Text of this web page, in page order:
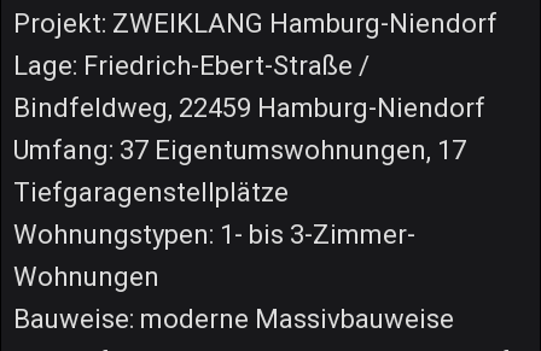
Projekt: ZWEIKLANG Hamburg-Niendorf
Lage: Friedrich-Ebert-Straße /
Bindfeldweg, 22459 Hamburg-Niendorf
Umfang: 37 Eigentumswohnungen, 17
Tiefgaragenstellplätze
Wohnungstypen: 1- bis 3-Zimmer-
Wohnungen
Bauweise: moderne Massivbauweise